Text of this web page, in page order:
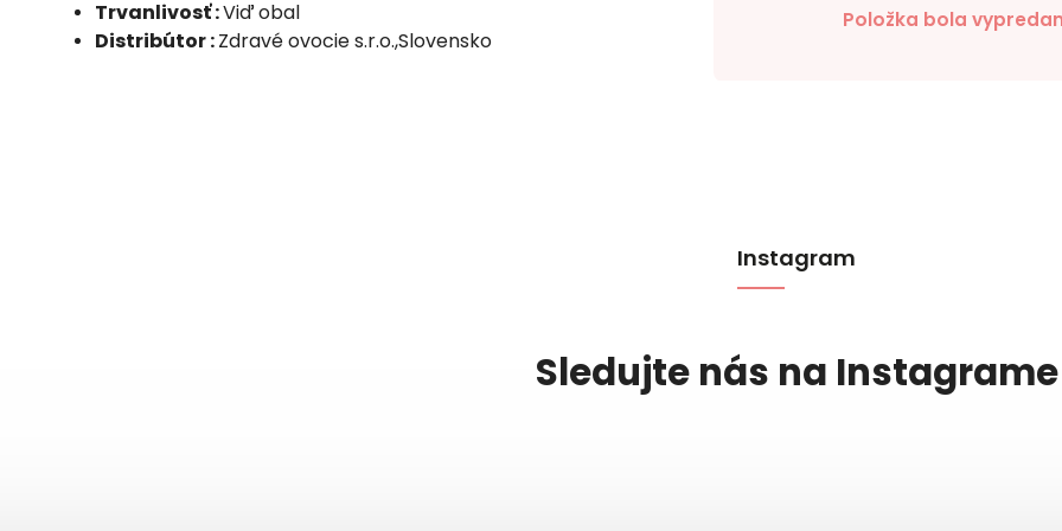
Trvanlivosť :Viď obal
Distribútor :Zdravé ovocie s.r.o.,Slovensko
Položka bola
Instagram
Sledujte nás na Instagrame